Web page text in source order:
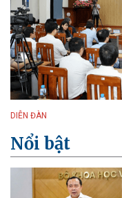
DIỄN ĐÀN
Nổi bật